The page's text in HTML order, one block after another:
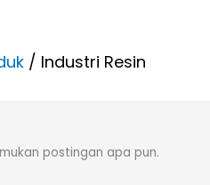
/ Industri Resin
postingan apa pun.